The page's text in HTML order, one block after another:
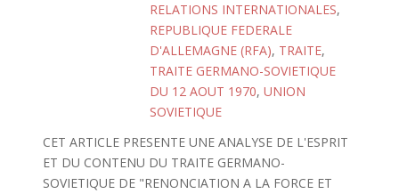
RELATIONS INTERNATIONALES,
REPUBLIQUE FEDERALE
D'ALLEMAGNE (RFA), TRAITE,
TRAITE GERMANO-SOVIETIQUE
DU 12 AOUT 1970, UNION
SOVIETIQUE
CET ARTICLE PRESENTE UNE ANALYSE DE L'ESPRIT
ET DU CONTENU DU TRAITE GERMANO-
SOVIETIQUE DE "RENONCIATION A LA FORCE ET